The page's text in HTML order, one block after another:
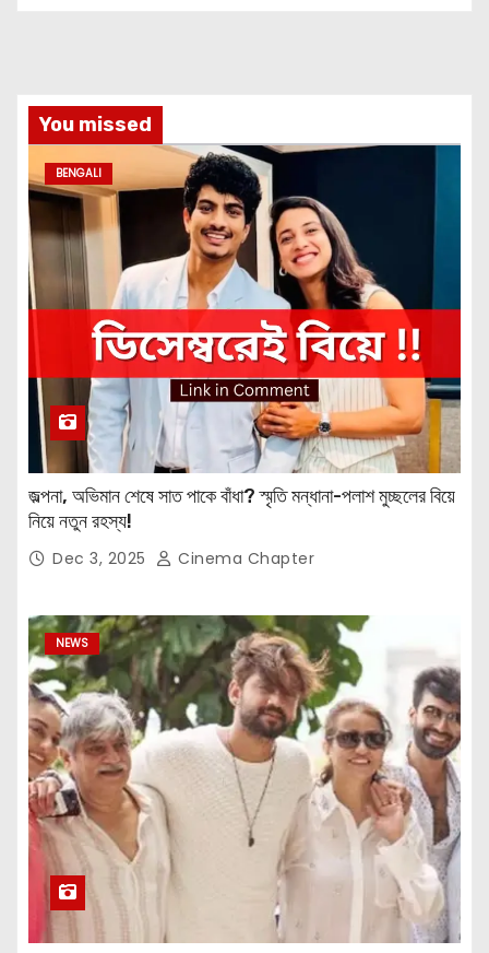
You missed
BENGALI
জল্পনা, অভিমান শেষে সাত পাকে বাঁধা? স্মৃতি মন্ধানা-পলাশ মুচ্ছলের বিয়ে
নিয়ে নতুন রহস্য!
Dec 3, 2025 Cinema Chapter
NEWS